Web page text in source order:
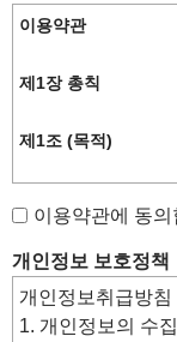
이용약관
제1장 총칙
제1조 (목적)
사이트의 권리, 의무,
적으로 합니다.
제2조 (약관의 효력과
이용약관에 동의
개인정보 보호정책
개인정보 취급방침
1. 개인정보 의 수